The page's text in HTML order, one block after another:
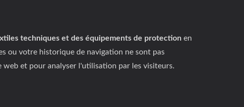
techniques et des équipements de protection en
ou votre historique de navigation ne sont pas
et pour analyser l'utilisation par les visiteurs.